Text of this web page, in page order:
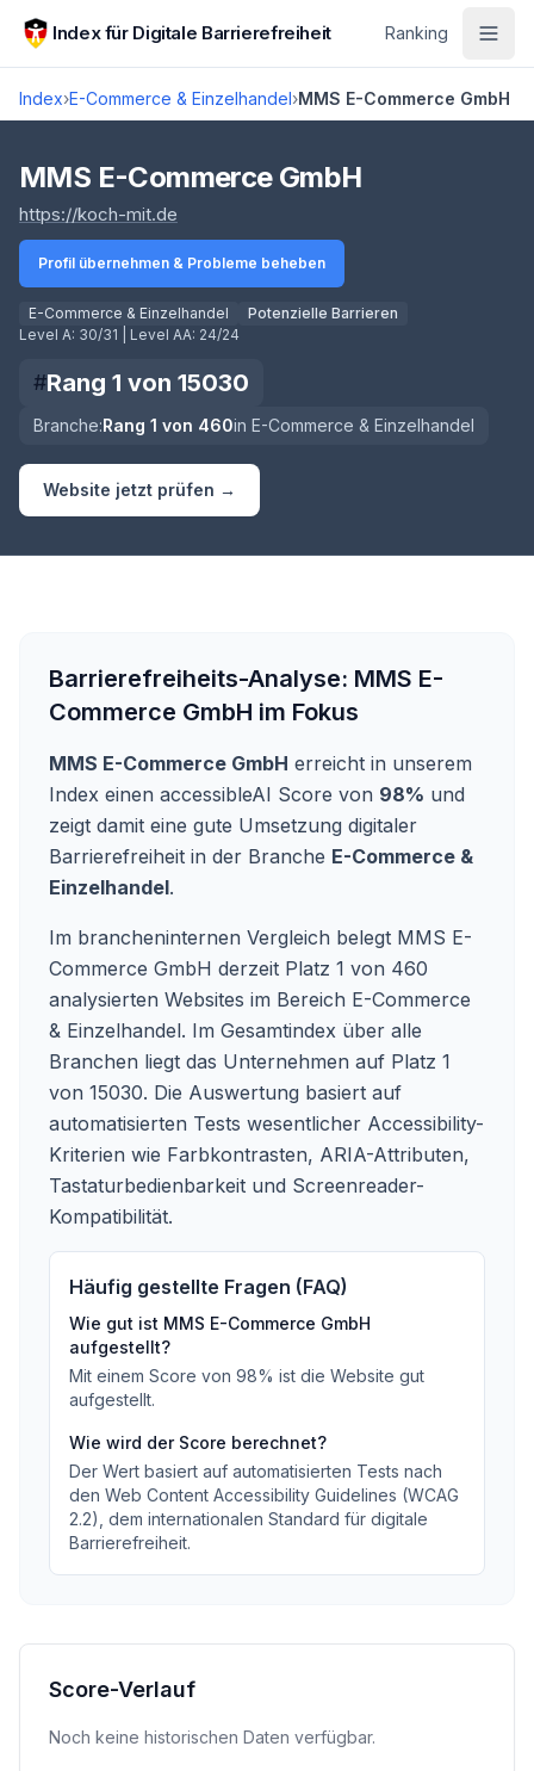
Zum Hauptinhalt springen
Index für Digitale Barrierefreiheit Ranking
Index›E-Commerce & Einzelhandel›MMS E-Commerce GmbH
Score lädt
MMS E-Commerce GmbH
https://koch-mit.de
Profil übernehmen & Probleme beheben
E-Commerce & Einzelhandel
Potenzielle Barrieren
Level A: 30/31 | Level AA: 24/24
#Rang 1 von 15030
Branche:Rang 1 von 460in E-Commerce & Einzelhandel
Website jetzt prüfen →
Barrierefreiheits-Analyse: MMS E-
Commerce GmbH im Fokus
MMS E-Commerce GmbH erreicht in unserem
Index einen accessibleAI Score von 98% und
zeigt damit eine gute Umsetzung digitaler
Barrierefreiheit in der Branche E-Commerce &
Einzelhandel.
Im brancheninternen Vergleich belegt MMS E-
Commerce GmbH derzeit Platz 1 von 460
analysierten Websites im Bereich E-Commerce
& Einzelhandel. Im Gesamtindex über alle
Branchen liegt das Unternehmen auf Platz 1
von 15030. Die Auswertung basiert auf
automatisierten Tests wesentlicher Accessibility-
Kriterien wie Farbkontrasten, ARIA-Attributen,
Tastaturbedienbarkeit und Screenreader-
Kompatibilität.
Häufig gestellte Fragen (FAQ)
Wie gut ist MMS E-Commerce GmbH
aufgestellt?
Mit einem Score von 98% ist die Website gut
aufgestellt.
Wie wird der Score berechnet?
Der Wert basiert auf automatisierten Tests nach
den Web Content Accessibility Guidelines (WCAG
2.2), dem internationalen Standard für digitale
Barrierefreiheit.
Score-Verlauf
Noch keine historischen Daten verfügbar.